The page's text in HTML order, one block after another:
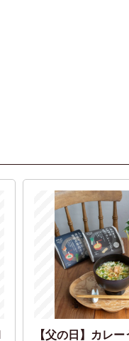
【父の日】カレ